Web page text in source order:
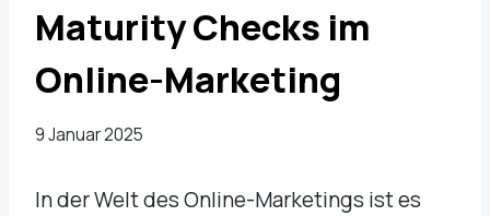
Maturity Checks im
Online-Marketing
9 Januar 2025
In der Welt des Online-Marketings ist es